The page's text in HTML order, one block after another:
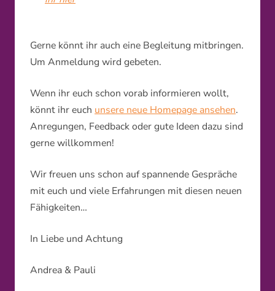
Gerne könnt ihr auch eine Begleitung mitbringen.
Um Anmeldung wird gebeten.
Wenn ihr euch schon vorab informieren wollt,
könnt ihr euch unsere neue Homepage ansehen.
Anregungen, Feedback oder gute Ideen dazu sind
gerne willkommen!
Wir freuen uns schon auf spannende Gespräche
mit euch und viele Erfahrungen mit diesen neuen
Fähigkeiten…
In Liebe und Achtung
Andrea & Pauli